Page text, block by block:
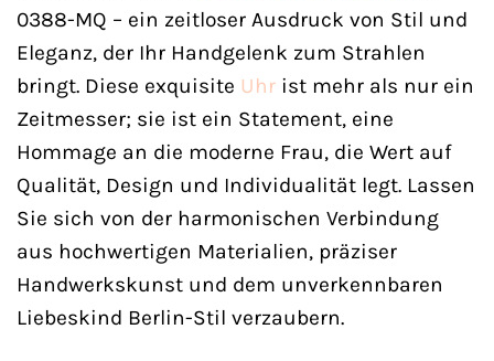
0388-MQ – ein zeitloser Ausdruck von Stil und
Eleganz, der Ihr Handgelenk zum Strahlen
bringt. Diese exquisite Uhr ist mehr als nur ein
Zeitmesser; sie ist ein Statement, eine
Hommage an die moderne Frau, die Wert auf
Qualität, Design und Individualität legt. Lassen
Sie sich von der harmonischen Verbindung
aus hochwertigen Materialien, präziser
Handwerkskunst und dem unverkennbaren
Liebeskind Berlin-Stil verzaubern.